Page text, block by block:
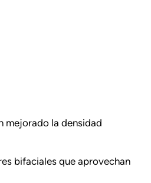
mejorado la densidad
bifaciales que aprovechan